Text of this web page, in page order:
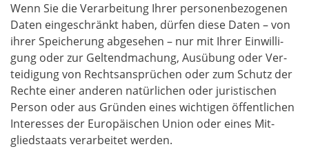
Wenn Sie die Ver­ar­bei­tung Ihrer per­so­nen­be­zo­ge­nen
Daten ein­ge­schränkt haben, dür­fen die­se Daten – von
ihrer Spei­che­rung abge­se­hen – nur mit Ihrer Ein­wil­li­
gung oder zur Gel­tend­ma­chung, Aus­übung oder Ver­
tei­di­gung von Rechts­an­sprü­chen oder zum Schutz der
Rech­te einer ande­ren natür­li­chen oder juris­ti­schen
Per­son oder aus Grün­den eines wich­ti­gen öffent­li­chen
Inter­es­ses der Euro­päi­schen Uni­on oder eines Mit­
glied­staats ver­ar­bei­tet werden.